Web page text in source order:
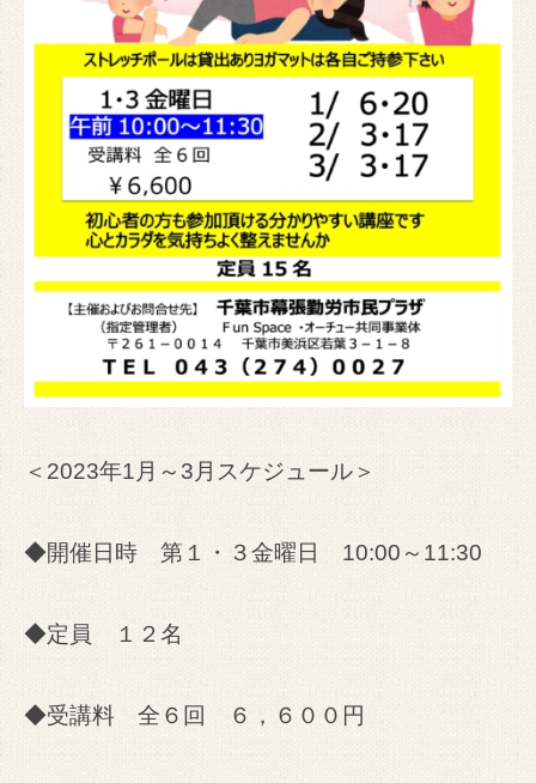
＜2023年1月～3月スケジュール＞
◆開催日時 第１・３金曜日 10:00～11:30
◆定員 １２名
◆受講料 全６回 ６，６００円